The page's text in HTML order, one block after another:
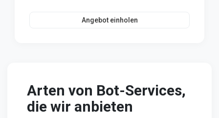
Angebot einholen
Arten von Bot-Services,
die wir anbieten